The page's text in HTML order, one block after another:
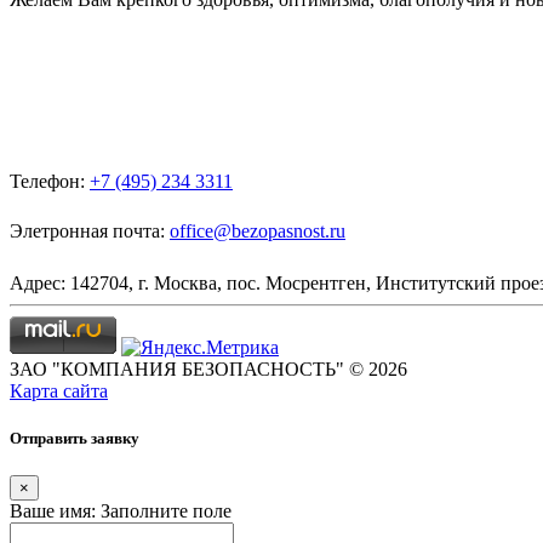
Телефон: +7 (495) 234 3311
Элетронная почта: office@bezopasnost.ru
Адрес: 142704, г. Москва, пос. Мосрентген, Институтский
ЗАО "КОМПАНИЯ БЕЗОПАСНОСТЬ" © 2026
Карта сайта
Отправить заявку
×
Ваше имя: Заполните поле